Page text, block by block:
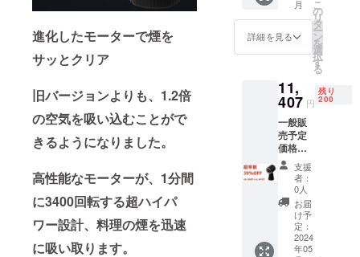
進化したモーターで煙を
サッとクリア
旧バージョンよりも、1.2倍
の空気を吸い込むことがで
きるようになりました。
高性能なモーターが、1分間
に3400回転する超ハイパ
ワー設計、料理の煙を迅速
に吸い取ります。
内容
物： ・
NewBe
本体
TBX8)
色：
ブラッ
ク ×1
台 ・AC
アダプ
タｘ1
・ポリ
マフィ
ルター
×5 ・
カーボ
ンフィ
月
詳細を見る
こ
の
リ
タ
ー
ン
を
選
択
す
る
11,
407 円
残り
200
一般販
売予定
価格
18,700
円(税込)
の39％
オフ
→11,40
7円(税
込・ 送
支援
者：
0人
お届
け予
定：
2024
年05